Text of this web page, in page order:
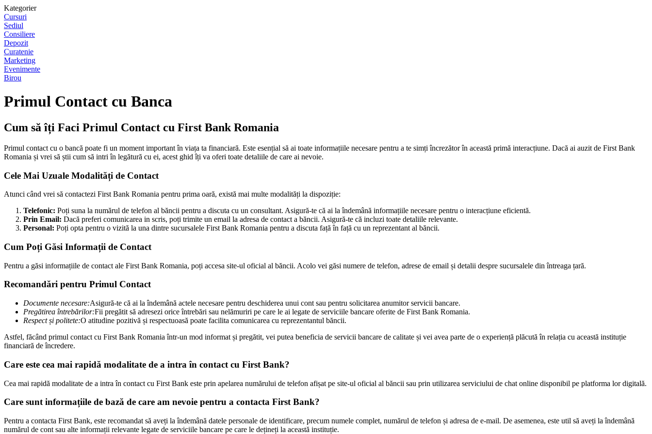
Kategorier
Cursuri
Sediul
Consiliere
Depozit
Curatenie
Marketing
Evenimente
Birou
Primul Contact cu Banca
Cum să îți Faci Primul Contact cu First Bank Romania
Primul contact cu o bancă poate fi un moment important în viața ta financiară. Este esențial să ai toate informațiile necesare pentru a te simți încrezător în această primă interacțiune. Dacă ai auzit de First Bank
Romania și vrei să știi cum să intri în legătură cu ei, acest ghid îți va oferi toate detaliile de care ai nevoie.
Cele Mai Uzuale Modalități de Contact
Atunci când vrei să contactezi First Bank Romania pentru prima oară, există mai multe modalități la dispoziție:
Telefonic: Poți suna la numărul de telefon al băncii pentru a discuta cu un consultant. Asigură-te că ai la îndemână informațiile necesare pentru o interacțiune eficientă.
Prin Email: Dacă preferi comunicarea in scris, poți trimite un email la adresa de contact a băncii. Asigură-te că incluzi toate detaliile relevante.
Personal: Poți opta pentru o vizită la una dintre sucursalele First Bank Romania pentru a discuta față în față cu un reprezentant al băncii.
Cum Poți Găsi Informații de Contact
Pentru a găsi informațiile de contact ale First Bank Romania, poți accesa site-ul oficial al băncii. Acolo vei găsi numere de telefon, adrese de email și detalii despre sucursalele din întreaga țară.
Recomandări pentru Primul Contact
Documente necesare:Asigură-te că ai la îndemână actele necesare pentru deschiderea unui cont sau pentru solicitarea anumitor servicii bancare.
Pregătirea întrebărilor:Fii pregătit să adresezi orice întrebări sau nelămuriri pe care le ai legate de serviciile bancare oferite de First Bank Romania.
Respect și politete:O atitudine pozitivă și respectuoasă poate facilita comunicarea cu reprezentantul băncii.
Astfel, făcând primul contact cu First Bank Romania într-un mod informat și pregătit, vei putea beneficia de servicii bancare de calitate și vei avea parte de o experiență plăcută în relația cu această instituție
financiară de încredere.
Care este cea mai rapidă modalitate de a intra în contact cu First Bank?
Cea mai rapidă modalitate de a intra în contact cu First Bank este prin apelarea numărului de telefon afișat pe site-ul oficial al băncii sau prin utilizarea serviciului de chat online disponibil pe platforma lor digitală.
Care sunt informațiile de bază de care am nevoie pentru a contacta First Bank?
Pentru a contacta First Bank, este recomandat să aveți la îndemână datele personale de identificare, precum numele complet, numărul de telefon și adresa de e-mail. De asemenea, este util să aveți la îndemână
numărul de cont sau alte informații relevante legate de serviciile bancare pe care le dețineți la această instituție.